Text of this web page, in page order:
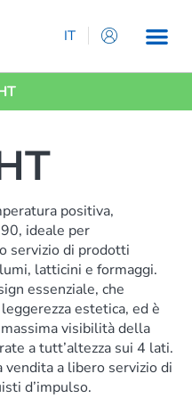
IT
EN
positiva,
ideale per
servizio di prodotti
latticini e formaggi.
essenziale, che
estetica, ed è
visibilità della
a tutt’altezza sui 4 lati.
vendita a libero servizio di
d’impulso.